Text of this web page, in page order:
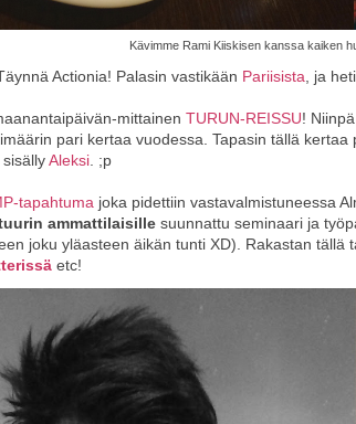
Kävimme Rami Kiiskisen kanssa kaiken
Actionia! Palasin vastikään Pariisista , ja
mittainen TURUN-REISSU!
pari kertaa vuodessa. Tapasin tällä
Aleksi . ;p
tapahtuma joka pidettiin vastavalmistuneessa
ammattilaisille suunnattu seminaari ja
joku yläasteen äikän tunti XD). Rakastan
etc!